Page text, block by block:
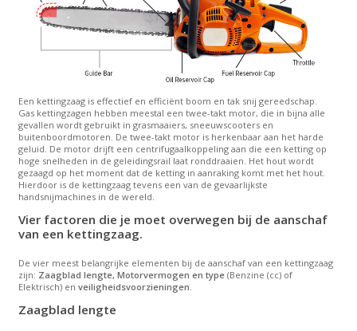
Een kettingzaag is effectief en efficiënt boom en tak snij gereedschap.
Gas kettingzagen hebben meestal een twee-takt motor, die in bijna alle
gevallen wordt gebruikt in grasmaaiers, sneeuwscooters en
buitenboordmotoren. De twee-takt motor is herkenbaar aan het harde
geluid. De motor drijft een centrifugaalkoppeling aan die een ketting op
hoge snelheden in de geleidingsrail laat ronddraaien. Het hout wordt
gezaagd op het moment dat de ketting in aanraking komt met het hout.
Hierdoor is de kettingzaag tevens een van de gevaarlijkste
handsnijmachines in de wereld.
Vier factoren die je moet overwegen bij de aanschaf
van een kettingzaag.
De vier meest belangrijke elementen bij de aanschaf van een kettingzaag
zijn: Zaagblad lengte, Motorvermogen en type (Benzine (cc) of
Elektrisch) en veiligheidsvoorzieningen
Zaagblad lengte